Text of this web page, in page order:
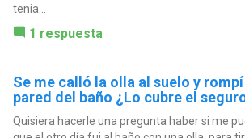
tenia...
1 respuesta
Se me calló la olla al suelo y
pared del baño ¿Lo cubre el
Quisiera hacerle una pregunta haber si me